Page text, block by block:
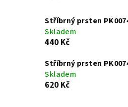
Stříbrný prsten
Skladem
440 Kč
Stříbrný prsten
Skladem
620 Kč